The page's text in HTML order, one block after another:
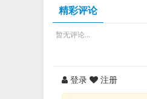
精彩评论
暂无评论...
登录 注册